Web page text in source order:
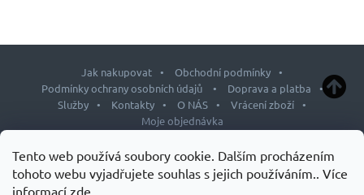
Tento web používá soubory cookie. Dalším procházením
tohoto webu vyjadřujete souhlas s jejich používáním.. Více
informací zde
Jak nakupovat
Obchodní podmínky
Podmínky ochrany osobních údajů
Doprava a platba
Služby
Kontakty O NÁS
Vrácení zboží
Moje objednávka